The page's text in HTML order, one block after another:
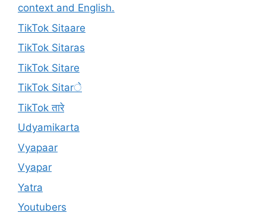
context and English.
TikTok Sitaare
TikTok Sitaras
TikTok Sitare
TikTok Sitarे
TikTok तारे
Udyamikarta
Vyapaar
Vyapar
Yatra
Youtubers